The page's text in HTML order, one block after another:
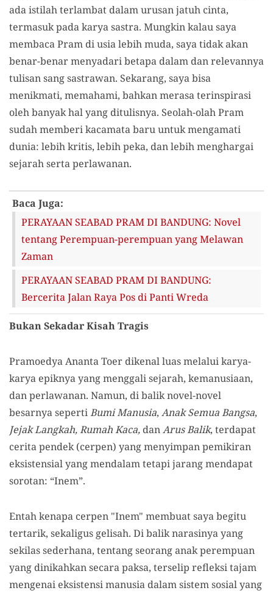
ada istilah terlambat dalam urusan jatuh cinta,
termasuk pada karya sastra. Mungkin kalau saya
membaca Pram di usia lebih muda, saya tidak akan
benar-benar menyadari betapa dalam dan relevannya
tulisan sang sastrawan. Sekarang, saya bisa
menikmati, memahami, bahkan merasa terinspirasi
oleh banyak hal yang ditulisnya. Seolah-olah Pram
sudah memberi kacamata baru untuk mengamati
dunia: lebih kritis, lebih peka, dan lebih menghargai
sejarah serta perlawanan.
Baca Juga:
PERAYAAN SEABAD PRAM DI BANDUNG: Novel
tentang Perempuan-perempuan yang Melawan
Zaman
PERAYAAN SEABAD PRAM DI BANDUNG:
Bercerita Jalan Raya Pos di Panti Wreda
Bukan Sekadar Kisah Tragis
Pramoedya Ananta Toer dikenal luas melalui karya-
karya epiknya yang menggali sejarah, kemanusiaan,
dan perlawanan. Namun, di balik novel-novel
besarnya sepertiBumi Manusia, Anak Semua Bangsa,
Jejak Langkah, Rumah Kaca, danArus Balik, terdapat
cerita pendek (cerpen) yang menyimpan pemikiran
eksistensial yang mendalam tetapi jarang mendapat
sorotan: “Inem”.
Entah kenapa cerpen "Inem" membuat saya begitu
tertarik, sekaligus gelisah. Di balik narasinya yang
sekilas sederhana, tentang seorang anak perempuan
yang dinikahkan secara paksa, terselip refleksi tajam
mengenai eksistensi manusia dalam sistem sosial yang